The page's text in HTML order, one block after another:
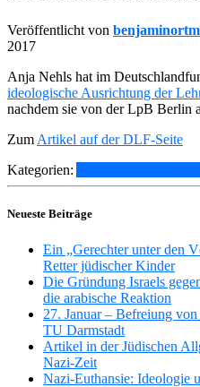
Veröffentlicht von
2017
Anja Nehls hat im
ideologische Ausrichtung der
nachdem sie von der LpB Berlin
Zum Artikel auf der DLF-Seite
Kategorien:
Neueste Beiträge
Ein „Gerechter unter den
Retter jüdischer Kinder
Die Gründung Israels
die arabische Reaktion
27. Januar – Befreiung
TU Darmstadt
Artikel in der Jüdischen
Nazi-Zeit
Nazi-Euthansie: Ideologie